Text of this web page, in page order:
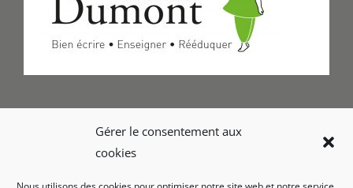
Gérer le consentement aux
cookies
Formulaire de Contact